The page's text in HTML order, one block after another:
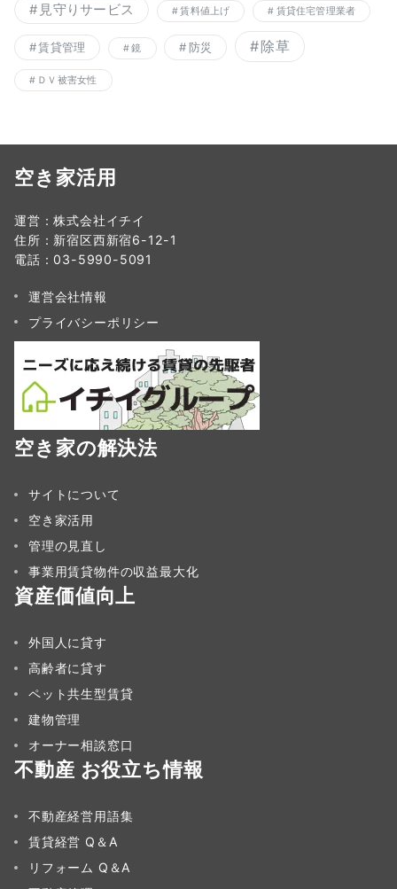
見守りサービス 賃料値上げ 賃貸住宅管理業者
賃貸管理 鏡 防災 除草
ＤＶ被害女性
空き家活用
運営：株式会社イチイ
住所：新宿区西新宿6-12-1
電話：03-5990-5091
運営会社情報
プライバシーポリシー
空き家の解決法
サイトについて
空き家活用
管理の見直し
事業用賃貸物件の収益最大化
資産価値向上
外国人に貸す
高齢者に貸す
ペット共生型賃貸
建物管理
オーナー相談窓口
不動産 お役立ち情報
不動産経営用語集
賃貸経営 Q＆A
リフォーム Q＆A